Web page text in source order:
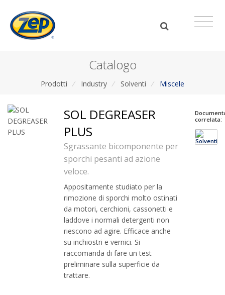
Catalogo
Prodotti / Industry / Solventi / Miscele
SOL DEGREASER
PLUS
Sgrassante bicomponente per
sporchi pesanti ad azione
veloce.
Appositamente studiato per la
rimozione di sporchi molto ostinati
da motori, cerchioni, cassonetti e
laddove i normali detergenti non
riescono ad agire. Efficace anche
su inchiostri e vernici. Si
raccomanda di fare un test
preliminare sulla superficie da
trattare.
correlata: